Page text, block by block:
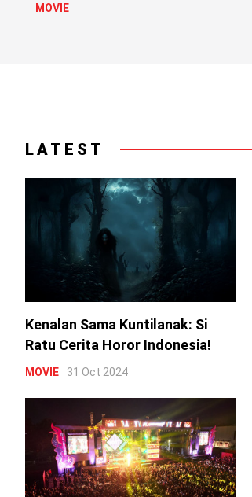
MOVIE
LATEST
Kenalan Sama Kuntilanak: Si
Ratu Cerita Horor Indonesia!
MOVIE 31 Oct 2024